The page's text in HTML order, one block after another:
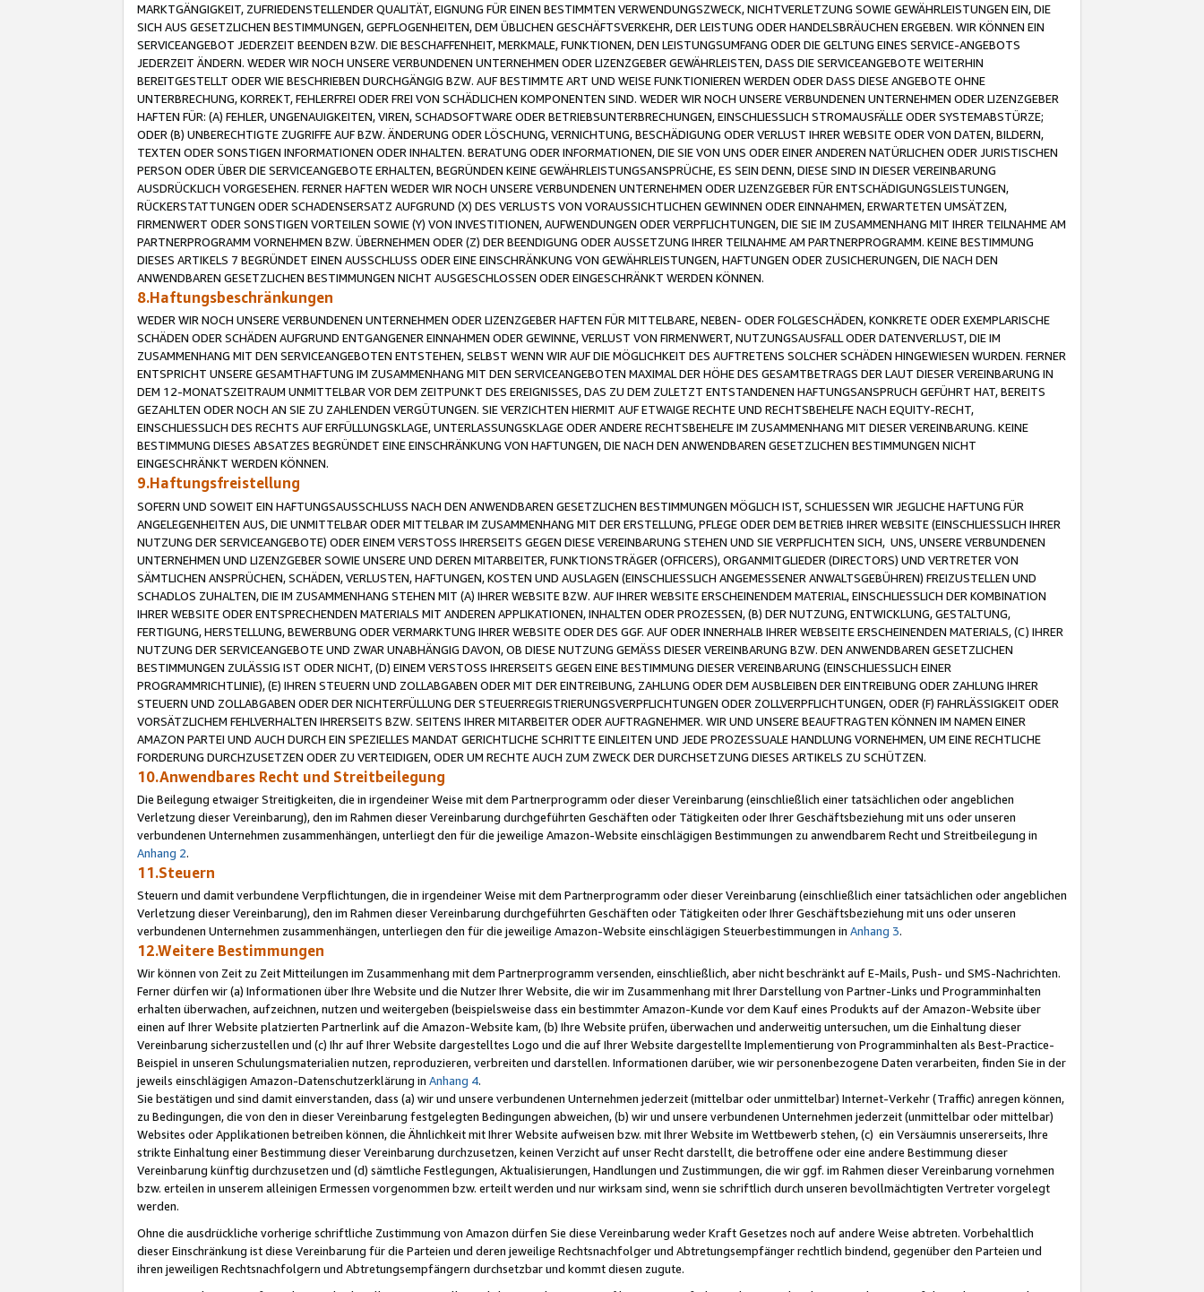
MARKTGÄNGIGKEIT, ZUFRIEDENSTELLENDER QUALITÄT, EIGNUNG FÜR EINEN BESTIMMTEN VERWENDUNGSZWECK, NICHTVERLETZUNG SOWIE GEWÄHRLEISTUNGEN EIN, DIE
SICH AUS GESETZLICHEN BESTIMMUNGEN, GEPFLOGENHEITEN, DEM ÜBLICHEN GESCHÄFTSVERKEHR, DER LEISTUNG ODER HANDELSBRÄUCHEN ERGEBEN. WIR KÖNNEN EIN
SERVICEANGEBOT JEDERZEIT BEENDEN BZW. DIE BESCHAFFENHEIT, MERKMALE, FUNKTIONEN, DEN LEISTUNGSUMFANG ODER DIE GELTUNG EINES SERVICE-ANGEBOTS
JEDERZEIT ÄNDERN. WEDER WIR NOCH UNSERE VERBUNDENEN UNTERNEHMEN ODER LIZENZGEBER GEWÄHRLEISTEN, DASS DIE SERVICEANGEBOTE WEITERHIN
BEREITGESTELLT ODER WIE BESCHRIEBEN DURCHGÄNGIG BZW. AUF BESTIMMTE ART UND WEISE FUNKTIONIEREN WERDEN ODER DASS DIESE ANGEBOTE OHNE
UNTERBRECHUNG, KORREKT, FEHLERFREI ODER FREI VON SCHÄDLICHEN KOMPONENTEN SIND. WEDER WIR NOCH UNSERE VERBUNDENEN UNTERNEHMEN ODER LIZENZGEBER
HAFTEN FÜR: (A) FEHLER, UNGENAUIGKEITEN, VIREN, SCHADSOFTWARE ODER BETRIEBSUNTERBRECHUNGEN, EINSCHLIESSLICH STROMAUSFÄLLE ODER SYSTEMABSTÜRZE;
ODER (B) UNBERECHTIGTE ZUGRIFFE AUF BZW. ÄNDERUNG ODER LÖSCHUNG, VERNICHTUNG, BESCHÄDIGUNG ODER VERLUST IHRER WEBSITE ODER VON DATEN, BILDERN,
TEXTEN ODER SONSTIGEN INFORMATIONEN ODER INHALTEN. BERATUNG ODER INFORMATIONEN, DIE SIE VON UNS ODER EINER ANDEREN NATÜRLICHEN ODER JURISTISCHEN
PERSON ODER ÜBER DIE SERVICEANGEBOTE ERHALTEN, BEGRÜNDEN KEINE GEWÄHRLEISTUNGSANSPRÜCHE, ES SEIN DENN, DIESE SIND IN DIESER VEREINBARUNG
AUSDRÜCKLICH VORGESEHEN. FERNER HAFTEN WEDER WIR NOCH UNSERE VERBUNDENEN UNTERNEHMEN ODER LIZENZGEBER FÜR ENTSCHÄDIGUNGSLEISTUNGEN,
RÜCKERSTATTUNGEN ODER SCHADENSERSATZ AUFGRUND (X) DES VERLUSTS VON VORAUSSICHTLICHEN GEWINNEN ODER EINNAHMEN, ERWARTETEN UMSÄTZEN,
FIRMENWERT ODER SONSTIGEN VORTEILEN SOWIE (Y) VON INVESTITIONEN, AUFWENDUNGEN ODER VERPFLICHTUNGEN, DIE SIE IM ZUSAMMENHANG MIT IHRER TEILNAHME AM
PARTNERPROGRAMM VORNEHMEN BZW. ÜBERNEHMEN ODER (Z) DER BEENDIGUNG ODER AUSSETZUNG IHRER TEILNAHME AM PARTNERPROGRAMM. KEINE BESTIMMUNG
DIESES ARTIKELS 7 BEGRÜNDET EINEN AUSSCHLUSS ODER EINE EINSCHRÄNKUNG VON GEWÄHRLEISTUNGEN, HAFTUNGEN ODER ZUSICHERUNGEN, DIE NACH DEN
ANWENDBAREN GESETZLICHEN BESTIMMUNGEN NICHT AUSGESCHLOSSEN ODER EINGESCHRÄNKT WERDEN KÖNNEN.
8.Haftungsbeschränkungen
WEDER WIR NOCH UNSERE VERBUNDENEN UNTERNEHMEN ODER LIZENZGEBER HAFTEN FÜR MITTELBARE, NEBEN- ODER FOLGESCHÄDEN, KONKRETE ODER EXEMPLARISCHE
SCHÄDEN ODER SCHÄDEN AUFGRUND ENTGANGENER EINNAHMEN ODER GEWINNE, VERLUST VON FIRMENWERT, NUTZUNGSAUSFALL ODER DATENVERLUST, DIE IM
ZUSAMMENHANG MIT DEN SERVICEANGEBOTEN ENTSTEHEN, SELBST WENN WIR AUF DIE MÖGLICHKEIT DES AUFTRETENS SOLCHER SCHÄDEN HINGEWIESEN WURDEN. FERNER
ENTSPRICHT UNSERE GESAMTHAFTUNG IM ZUSAMMENHANG MIT DEN SERVICEANGEBOTEN MAXIMAL DER HÖHE DES GESAMTBETRAGS DER LAUT DIESER VEREINBARUNG IN
DEM 12-MONATSZEITRAUM UNMITTELBAR VOR DEM ZEITPUNKT DES EREIGNISSES, DAS ZU DEM ZULETZT ENTSTANDENEN HAFTUNGSANSPRUCH GEFÜHRT HAT, BEREITS
GEZAHLTEN ODER NOCH AN SIE ZU ZAHLENDEN VERGÜTUNGEN. SIE VERZICHTEN HIERMIT AUF ETWAIGE RECHTE UND RECHTSBEHELFE NACH EQUITY-RECHT,
EINSCHLIESSLICH DES RECHTS AUF ERFÜLLUNGSKLAGE, UNTERLASSUNGSKLAGE ODER ANDERE RECHTSBEHELFE IM ZUSAMMENHANG MIT DIESER VEREINBARUNG. KEINE
BESTIMMUNG DIESES ABSATZES BEGRÜNDET EINE EINSCHRÄNKUNG VON HAFTUNGEN, DIE NACH DEN ANWENDBAREN GESETZLICHEN BESTIMMUNGEN NICHT
EINGESCHRÄNKT WERDEN KÖNNEN.
9.Haftungsfreistellung
SOFERN UND SOWEIT EIN HAFTUNGSAUSSCHLUSS NACH DEN ANWENDBAREN GESETZLICHEN BESTIMMUNGEN MÖGLICH IST, SCHLIESSEN WIR JEGLICHE HAFTUNG FÜR
ANGELEGENHEITEN AUS, DIE UNMITTELBAR ODER MITTELBAR IM ZUSAMMENHANG MIT DER ERSTELLUNG, PFLEGE ODER DEM BETRIEB IHRER WEBSITE (EINSCHLIESSLICH IHRER
NUTZUNG DER SERVICEANGEBOTE) ODER EINEM VERSTOSS IHRERSEITS GEGEN DIESE VEREINBARUNG STEHEN UND SIE VERPFLICHTEN SICH, UNS, UNSERE VERBUNDENEN
UNTERNEHMEN UND LIZENZGEBER SOWIE UNSERE UND DEREN MITARBEITER, FUNKTIONSTRÄGER (OFFICERS), ORGANMITGLIEDER (DIRECTORS) UND VERTRETER VON
SÄMTLICHEN ANSPRÜCHEN, SCHÄDEN, VERLUSTEN, HAFTUNGEN, KOSTEN UND AUSLAGEN (EINSCHLIESSLICH ANGEMESSENER ANWALTSGEBÜHREN) FREIZUSTELLEN UND
SCHADLOS ZUHALTEN, DIE IM ZUSAMMENHANG STEHEN MIT (A) IHRER WEBSITE BZW. AUF IHRER WEBSITE ERSCHEINENDEM MATERIAL, EINSCHLIESSLICH DER KOMBINATION
IHRER WEBSITE ODER ENTSPRECHENDEN MATERIALS MIT ANDEREN APPLIKATIONEN, INHALTEN ODER PROZESSEN, (B) DER NUTZUNG, ENTWICKLUNG, GESTALTUNG,
FERTIGUNG, HERSTELLUNG, BEWERBUNG ODER VERMARKTUNG IHRER WEBSITE ODER DES GGF. AUF ODER INNERHALB IHRER WEBSEITE ERSCHEINENDEN MATERIALS, (C) IHRER
NUTZUNG DER SERVICEANGEBOTE UND ZWAR UNABHÄNGIG DAVON, OB DIESE NUTZUNG GEMÄSS DIESER VEREINBARUNG BZW. DEN ANWENDBAREN GESETZLICHEN
BESTIMMUNGEN ZULÄSSIG IST ODER NICHT, (D) EINEM VERSTOSS IHRERSEITS GEGEN EINE BESTIMMUNG DIESER VEREINBARUNG (EINSCHLIESSLICH EINER
PROGRAMMRICHTLINIE), (E) IHREN STEUERN UND ZOLLABGABEN ODER MIT DER EINTREIBUNG, ZAHLUNG ODER DEM AUSBLEIBEN DER EINTREIBUNG ODER ZAHLUNG IHRER
STEUERN UND ZOLLABGABEN ODER DER NICHTERFÜLLUNG DER STEUERREGISTRIERUNGSVERPFLICHTUNGEN ODER ZOLLVERPFLICHTUNGEN, ODER (F) FAHRLÄSSIGKEIT ODER
VORSÄTZLICHEM FEHLVERHALTEN IHRERSEITS BZW. SEITENS IHRER MITARBEITER ODER AUFTRAGNEHMER. WIR UND UNSERE BEAUFTRAGTEN KÖNNEN IM NAMEN EINER
AMAZON PARTEI UND AUCH DURCH EIN SPEZIELLES MANDAT GERICHTLICHE SCHRITTE EINLEITEN UND JEDE PROZESSUALE HANDLUNG VORNEHMEN, UM EINE RECHTLICHE
FORDERUNG DURCHZUSETZEN ODER ZU VERTEIDIGEN, ODER UM RECHTE AUCH ZUM ZWECK DER DURCHSETZUNG DIESES ARTIKELS ZU SCHÜTZEN.
10.Anwendbares Recht und Streitbeilegung
Die Beilegung etwaiger Streitigkeiten, die in irgendeiner Weise mit dem Partnerprogramm oder dieser Vereinbarung (einschließlich einer tatsächlichen oder angeblichen
Verletzung dieser Vereinbarung), den im Rahmen dieser Vereinbarung durchgeführten Geschäften oder Tätigkeiten oder Ihrer Geschäftsbeziehung mit uns oder unseren
verbundenen Unternehmen zusammenhängen, unterliegt den für die jeweilige Amazon-Website einschlägigen Bestimmungen zu anwendbarem Recht und Streitbeilegung in
Anhang 2.
11.Steuern
Steuern und damit verbundene Verpflichtungen, die in irgendeiner Weise mit dem Partnerprogramm oder dieser Vereinbarung (einschließlich einer tatsächlichen oder angeblichen
Verletzung dieser Vereinbarung), den im Rahmen dieser Vereinbarung durchgeführten Geschäften oder Tätigkeiten oder Ihrer Geschäftsbeziehung mit uns oder unseren
verbundenen Unternehmen zusammenhängen, unterliegen den für die jeweilige Amazon-Website einschlägigen Steuerbestimmungen in Anhang 3.
12.Weitere Bestimmungen
Wir können von Zeit zu Zeit Mitteilungen im Zusammenhang mit dem Partnerprogramm versenden, einschließlich, aber nicht beschränkt auf E-Mails, Push- und SMS-Nachrichten.
Ferner dürfen wir (a) Informationen über Ihre Website und die Nutzer Ihrer Website, die wir im Zusammenhang mit Ihrer Darstellung von Partner-Links und Programminhalten
erhalten überwachen, aufzeichnen, nutzen und weitergeben (beispielsweise dass ein bestimmter Amazon-Kunde vor dem Kauf eines Produkts auf der Amazon-Website über
einen auf Ihrer Website platzierten Partnerlink auf die Amazon-Website kam, (b) Ihre Website prüfen, überwachen und anderweitig untersuchen, um die Einhaltung dieser
Vereinbarung sicherzustellen und (c) Ihr auf Ihrer Website dargestelltes Logo und die auf Ihrer Website dargestellte Implementierung von Programminhalten als Best-Practice-
Beispiel in unseren Schulungsmaterialien nutzen, reproduzieren, verbreiten und darstellen. Informationen darüber, wie wir personenbezogene Daten verarbeiten, finden Sie in der
jeweils einschlägigen Amazon-Datenschutzerklärung in Anhang 4.
Sie bestätigen und sind damit einverstanden, dass (a) wir und unsere verbundenen Unternehmen jederzeit (mittelbar oder unmittelbar) Internet-Verkehr (Traffic) anregen können,
zu Bedingungen, die von den in dieser Vereinbarung festgelegten Bedingungen abweichen, (b) wir und unsere verbundenen Unternehmen jederzeit (unmittelbar oder mittelbar)
Websites oder Applikationen betreiben können, die Ähnlichkeit mit Ihrer Website aufweisen bzw. mit Ihrer Website im Wettbewerb stehen, (c) ein Versäumnis unsererseits, Ihre
strikte Einhaltung einer Bestimmung dieser Vereinbarung durchzusetzen, keinen Verzicht auf unser Recht darstellt, die betroffene oder eine andere Bestimmung dieser
Vereinbarung künftig durchzusetzen und (d) sämtliche Festlegungen, Aktualisierungen, Handlungen und Zustimmungen, die wir ggf. im Rahmen dieser Vereinbarung vornehmen
bzw. erteilen in unserem alleinigen Ermessen vorgenommen bzw. erteilt werden und nur wirksam sind, wenn sie schriftlich durch unseren bevollmächtigten Vertreter vorgelegt
werden.
Ohne die ausdrückliche vorherige schriftliche Zustimmung von Amazon dürfen Sie diese Vereinbarung weder Kraft Gesetzes noch auf andere Weise abtreten. Vorbehaltlich
dieser Einschränkung ist diese Vereinbarung für die Parteien und deren jeweilige Rechtsnachfolger und Abtretungsempfänger rechtlich bindend, gegenüber den Parteien und
ihren jeweiligen Rechtsnachfolgern und Abtretungsempfängern durchsetzbar und kommt diesen zugute.